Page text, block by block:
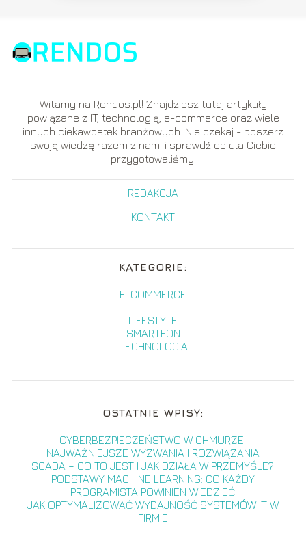
Witamy na Rendos.pl! Znajdziesz tutaj artykuły
powiązane z IT, technologią, e-commerce oraz wiele
innych ciekawostek branżowych. Nie czekaj - poszerz
swoją wiedzę razem z nami i sprawdź co dla Ciebie
przygotowaliśmy.
REDAKCJA
KONTAKT
KATEGORIE:
E-COMMERCE
IT
LIFESTYLE
SMARTFON
TECHNOLOGIA
OSTATNIE WPISY:
CYBERBEZPIECZEŃSTWO W CHMURZE:
NAJWAŻNIEJSZE WYZWANIA I ROZWIĄZANIA
SCADA – CO TO JEST I JAK DZIAŁA W PRZEMYŚLE?
PODSTAWY MACHINE LEARNING: CO KAŻDY
PROGRAMISTA POWINIEN WIEDZIEĆ
JAK OPTYMALIZOWAĆ WYDAJNOŚĆ SYSTEMÓW IT W
FIRMIE